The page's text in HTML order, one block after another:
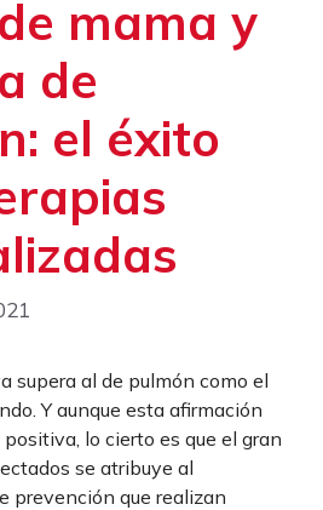
mama y
de
el éxito
supera al de pulmón como el
Y aunque esta afirmación
lo cierto es que el gran
se atribuye al
prevención que realizan